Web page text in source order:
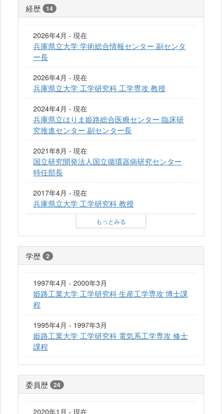
経歴 14
2026年4月 - 現在
兵庫県立大学 学術総合情報センター 副センタ
ー長
2026年4月 - 現在
兵庫県立大学 工学研究科 工学専攻 教授
2024年4月 - 現在
兵庫県立はりま姫路総合医療センター 臨床研
究推進センター 副センター長
2021年8月 - 現在
国立研究開発法人国立循環器病研究センター
特任部長
2017年4月 - 現在
兵庫県立大学 工学研究科 教授
もっとみる
学歴 2
1997年4月 - 2000年3月
姫路工業大学 工学研究科 生産工学専攻 博士課
程
1995年4月 - 1997年3月
姫路工業大学 工学研究科 電気系工学専攻 修士
課程
委員歴 24
2020年1月 - 現在